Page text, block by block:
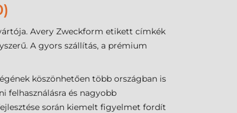
Avery Zweckform etikett címkék
A gyors szállítás, a prémium
köszönhetően több országban is
felhasználásra és nagyobb
során kiemelt figyelmet fordít